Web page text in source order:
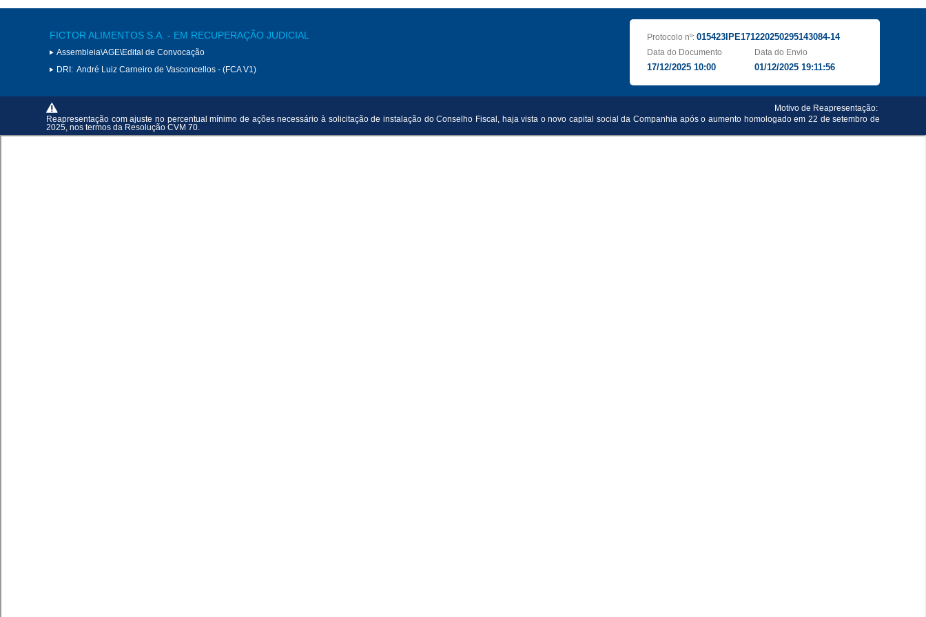
FICTOR ALIMENTOS S.A. - EM RECUPERAÇÃO JUDICIAL
Assembleia\AGE\Edital de Convocação
DRI: André Luiz Carneiro de Vasconcellos - (FCA V1)
Protocolo nº: 015423IPE171220250295143084-14
Data do Documento
17/12/2025 10:00
Data do Envio
01/12/2025 19:11:56
Motivo de Reapresentação:
Reapresentação com ajuste no percentual mínimo de ações necessário à solicitação de instalação do Conselho Fiscal, haja vista o novo capital social da Companhia após o aumento homologado em 22 de setembro de
2025, nos termos da Resolução CVM 70.